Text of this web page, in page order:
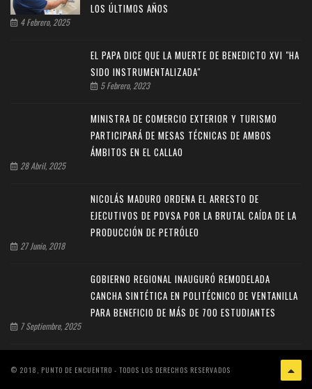
LOS ÚLTIMOS AÑOS
4 Febrero, 2025
EL PAPA DICE QUE LA MUERTE DE BENEDICTO XVI "HA
SIDO INSTRUMENTALIZADA"
5 Febrero, 2023
MINISTRA DE COMERCIO EXTERIOR Y TURISMO
PARTICIPARÁ DE MESAS TÉCNICAS DE AMBOS
ÁMBITOS EN EL CALLAO
28 Abril, 2025
NICOLÁS MADURO ORDENA EL ARRESTO DE
EJECUTIVOS DE PDVSA POR LA BRUTAL CAÍDA DE LA
PRODUCCIÓN DE PETRÓLEO
27 Junio, 2018
GOBIERNO REGIONAL INAUGURÓ REMODELADA
CANCHA SINTÉTICA EN POLITÉCNICO DE VENTANILLA
PARA BENEFICIO DE MÁS DE 700 ESTUDIANTES
7 Septiembre, 2025
© 2018, PUNTO DE ENCUENTRO - TODOS LOS DERECHOS RESERVADOS